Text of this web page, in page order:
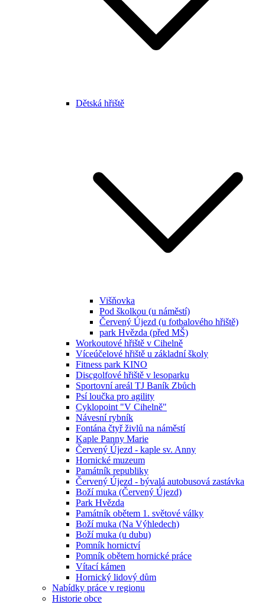
Dětská hřiště
Višňovka
Pod školkou (u náměstí)
Červený Újezd (u fotbalového hřiště)
park Hvězda (před MŠ)
Workoutové hřiště v Cihelně
Víceúčelové hřiště u základní školy
Fitness park KINO
Discgolfové hřiště v lesoparku
Sportovní areál TJ Baník Zbůch
Psí loučka pro agility
Cyklopoint "V Cihelně"
Návesní rybník
Fontána čtyř živlů na náměstí
Kaple Panny Marie
Červený Újezd - kaple sv. Anny
Hornické muzeum
Památník republiky
Červený Újezd - bývalá autobusová zastávka
Boží muka (Červený Újezd)
Park Hvězda
Památník obětem 1. světové války
Boží muka (Na Výhledech)
Boží muka (u dubu)
Pomník hornictví
Pomník obětem hornické práce
Vítací kámen
Hornický lidový dům
Nabídky práce v regionu
Historie obce